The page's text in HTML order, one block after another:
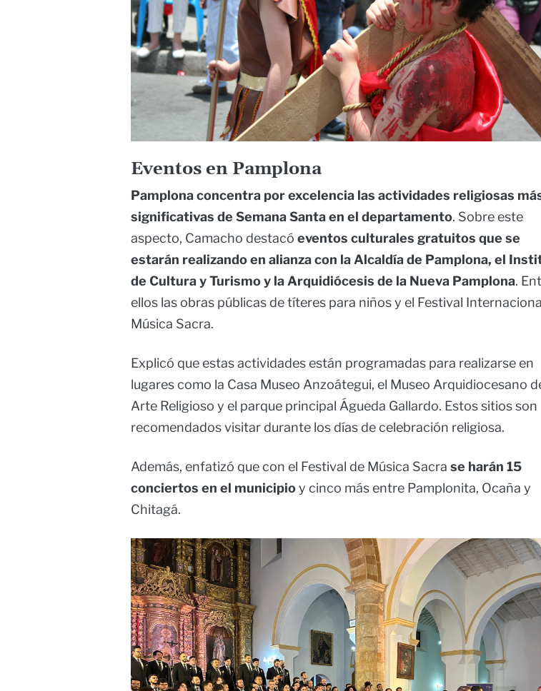
Eventos en Pamplona
Pamplona concentra por excelencia las actividades religiosas
significativas de Semana Santa en el departamento. Sobre este
aspecto, Camacho destacó eventos culturales gratuitos que se
estarán realizando en alianza con la Alcaldía de Pamplona, el
de Cultura y Turismo y la Arquidiócesis de la Nueva Pamplona.
ellos las obras públicas de títeres para niños y el Festival
Música Sacra.
Explicó que estas actividades están programadas para realizarse en
lugares como la Casa Museo Anzoátegui, el Museo Arquidiocesano
Arte Religioso y el parque principal Águeda Gallardo. Estos sitios son
recomendados visitar durante los días de celebración religiosa.
Además, enfatizó que con el Festival de Música Sacra se harán 15
conciertos en el municipioy cinco más entre Pamplonita, Ocaña y
Chitagá.